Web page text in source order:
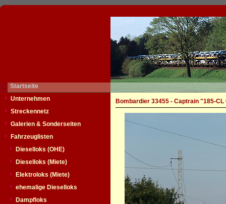
Startseite
Unternehmen
Streckennetz
Galerien & Sonderseiten
Fahrzeuglisten
Dieselloks (OHE)
Dieselloks (Miete)
Elektroloks (Miete)
ehemalige Dieselloks
Dampfloks
Bombardier 33455 - Captrain "185-CL